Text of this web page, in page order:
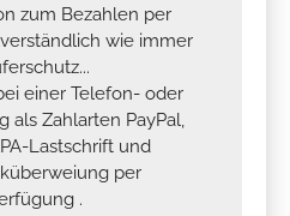
zum Bezahlen per
wie immer
einer Telefon- oder
als Zahlarten PayPal,
Lastschrift und
per
.